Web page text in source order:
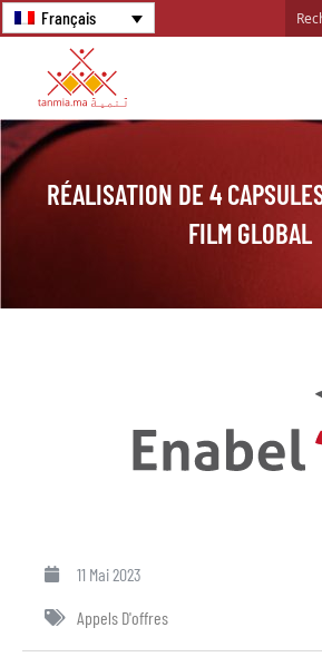
Français
RÉALISATION DE 4
FILM GLOBAL
11 Mai 2023
Appels D'offres